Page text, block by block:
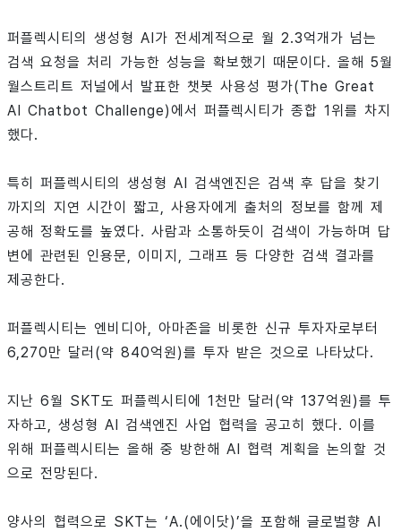
퍼플렉시티의 생성형 AI가 전세계적으로 월 2.3억개가 넘는
검색 요청을 처리 가능한 성능을 확보했기 때문이다. 올해 5월
월스트리트 저널에서 발표한 챗봇 사용성 평가(The Great
AI Chatbot Challenge)에서 퍼플렉시티가 종합 1위를 차지
했다.
특히 퍼플렉시티의 생성형 AI 검색엔진은 검색 후 답을 찾기
까지의 지연 시간이 짧고, 사용자에게 출처의 정보를 함께 제
공해 정확도를 높였다. 사람과 소통하듯이 검색이 가능하며 답
변에 관련된 인용문, 이미지, 그래프 등 다양한 검색 결과를
제공한다.
퍼플렉시티는 엔비디아, 아마존을 비롯한 신규 투자자로부터
6,270만 달러(약 840억원)를 투자 받은 것으로 나타났다.
지난 6월 SKT도 퍼플렉시티에 1천만 달러(약 137억원)를 투
자하고, 생성형 AI 검색엔진 사업 협력을 공고히 했다. 이를
위해 퍼플렉시티는 올해 중 방한해 AI 협력 계획을 논의할 것
으로 전망된다.
양사의 협력으로 SKT는 ‘A.(에이닷)’을 포함해 글로벌향 AI